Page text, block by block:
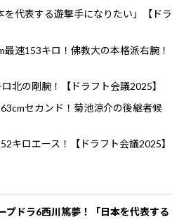
を代表する遊撃手になりたい」【ドラ
速153キロ！佛教大の本格派右腕！
北の剛腕！【ドラフト会議2025】
セカンド！菊池涼介の後継者候
キロエース！【ドラフト会議2025】
プドラ6西川篤夢！「日本を代表する